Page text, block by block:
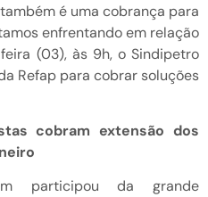
é uma cobrança para
enfrentando em relação
(03), às 9h, o Sindipetro
Refap para cobrar soluções
cobram extensão dos
participou da grande